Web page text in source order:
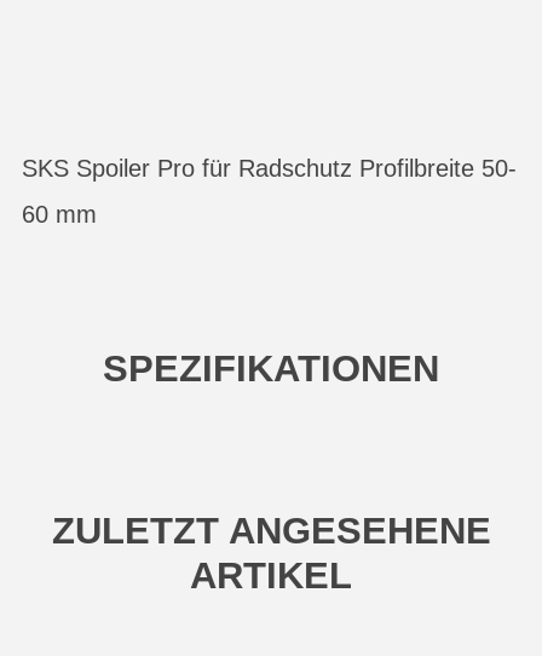
SKS Spoiler Pro für Radschutz Profilbreite 50-
60 mm
SPEZIFIKATIONEN
ZULETZT ANGESEHENE
ARTIKEL